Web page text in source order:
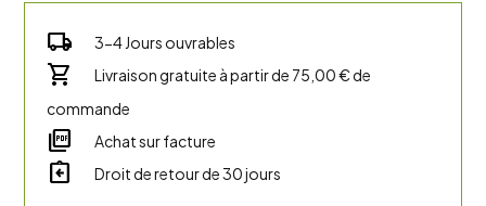
local_shipping 3-4 Jours ouvrables
shopping_cart
Livraison gratuite à partir de 75,00 € de
commande
picture_as_pdf Achat sur facture
assignment_return Droit de retour de 30 jours